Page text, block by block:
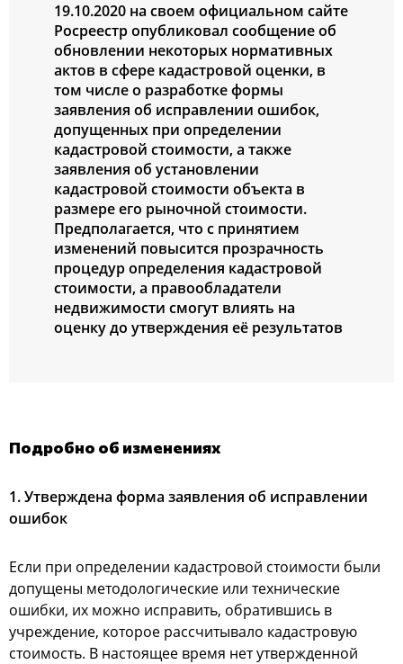
19.10.2020 на своем официальном сайте
Росреестр опубликовал сообщение об
обновлении некоторых нормативных
актов в сфере кадастровой оценки, в
том числе о разработке формы
заявления об исправлении ошибок,
допущенных при определении
кадастровой стоимости, а также
заявления об установлении
кадастровой стоимости объекта в
размере его рыночной стоимости.
Предполагается, что с принятием
изменений повысится прозрачность
процедур определения кадастровой
стоимости, а правообладатели
недвижимости смогут влиять на
оценку до утверждения её результатов
Подробно об изменениях
1. Утверждена форма заявления об исправлении
ошибок
Если при определении кадастровой стоимости были
допущены методологические или технические
ошибки, их можно исправить, обратившись в
учреждение, которое рассчитывало кадастровую
стоимость. В настоящее время нет утвержденной